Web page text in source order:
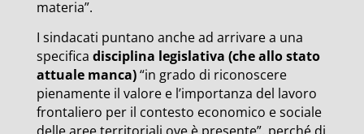
materia”.
I sindacati puntano anche ad arrivare a una
specifica disciplina legislativa (che allo stato
attuale manca)“in grado di riconoscere
pienamente il valore e l’importanza del lavoro
frontaliero per il contesto economico e sociale